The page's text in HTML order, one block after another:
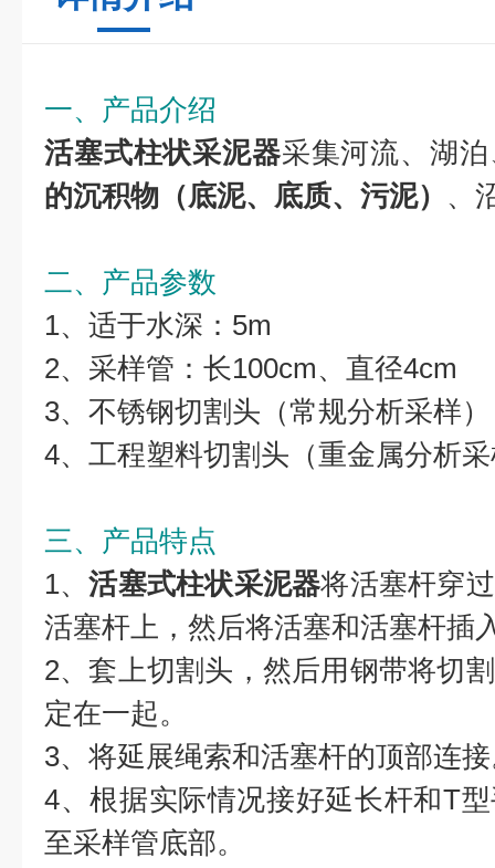
一、产品介绍
活塞式柱状采泥器采集河流、湖
的沉积物（底泥、底质、污泥） 、
二、产品参数
1、适于水深：5m
2、采样管：长100cm、直径4cm
3、不锈钢切割头（常规分析采样）
4、工程塑料切割头（重金属分析
三、产品特点
1、活塞式柱状采泥器将活塞杆穿
活塞杆上，然后将活塞和活塞杆插
2、套上切割头，然后用钢带将切
定在一起。
3、将延展绳索和活塞杆的顶部连
4、根据实际情况接好延长杆和T
至采样管底部。